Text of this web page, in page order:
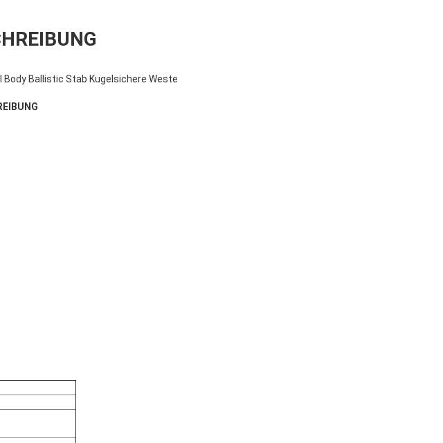
Ballistic Stab Kugelsichere Weste